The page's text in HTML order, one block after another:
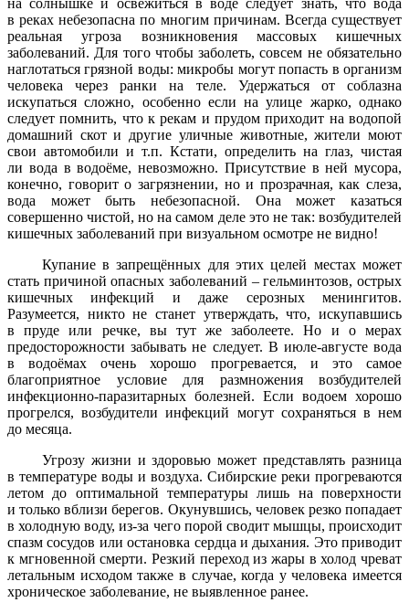
в реках небезопасна по многим причинам. Всегда существует
реальная угроза возникновения массовых кишечных
заболеваний. Для того чтобы заболеть, совсем не обязательно
наглотаться грязной воды: микробы могут попасть в организм
человека через ранки на теле. Удержаться от соблазна
искупаться сложно, особенно если на улице жарко, однако
следует помнить, что к рекам и прудом приходит на водопой
домашний скот и другие уличные животные, жители моют
свои автомобили и т.п. Кстати, определить на глаз, чистая
ли вода в водоёме, невозможно. Присутствие в ней мусора,
конечно, говорит о загрязнении, но и прозрачная, как слеза,
вода может быть небезопасной. Она может казаться
совершенно чистой, но на самом деле это не так: возбудителей
кишечных заболеваний при визуальном осмотре не видно!
Купание в запрещённых для этих целей местах может
стать причиной опасных заболеваний – гельминтозов, острых
кишечных инфекций и даже серозных менингитов.
Разумеется, никто не станет утверждать, что, искупавшись
в пруде или речке, вы тут же заболеете. Но и о мерах
предосторожности забывать не следует. В июле-августе вода
в водоёмах очень хорошо прогревается, и это самое
благоприятное условие для размножения возбудителей
инфекционно-паразитарных болезней. Если водоем хорошо
прогрелся, возбудители инфекций могут сохраняться в нем
до месяца.
Угрозу жизни и здоровью может представлять разница
в температуре воды и воздуха. Сибирские реки прогреваются
летом до оптимальной температуры лишь на поверхности
и только вблизи берегов. Окунувшись, человек резко попадает
в холодную воду, из-за чего порой сводит мышцы, происходит
спазм сосудов или остановка сердца и дыхания. Это приводит
к мгновенной смерти. Резкий переход из жары в холод чреват
летальным исходом также в случае, когда у человека имеется
хроническое заболевание, не выявленное ранее.